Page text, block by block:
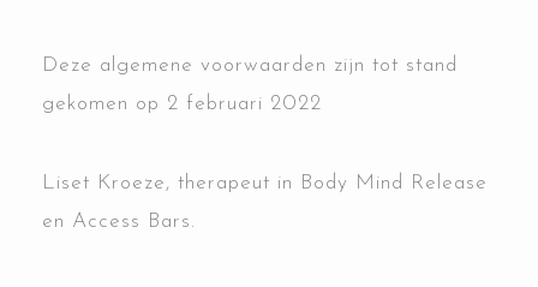
Deze algemene voorwaarden zijn tot stand
gekomen op 2 februari 2022
Liset Kroeze, therapeut in Body Mind Release
en Access Bars.